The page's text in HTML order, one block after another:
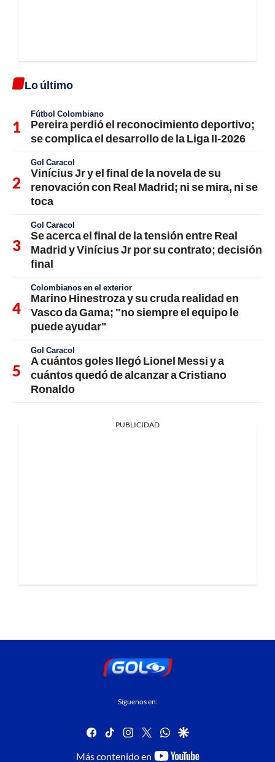
Lo último
Fútbol Colombiano
Pereira perdió el reconocimiento deportivo;
se complica el desarrollo de la Liga II-2026
Gol Caracol
Vinícius Jr y el final de la novela de su
renovación con Real Madrid; ni se mira, ni se
toca
Gol Caracol
Se acerca el final de la tensión entre Real
Madrid y Vinícius Jr por su contrato; decisión
final
Colombianos en el exterior
Marino Hinestroza y su cruda realidad en
Vasco da Gama; "no siempre el equipo le
puede ayudar"
Gol Caracol
A cuántos goles llegó Lionel Messi y a
cuántos quedó de alcanzar a Cristiano
Ronaldo
PUBLICIDAD
Síguenos en:
facebook
tiktok instagram
twitterwhatsapp
google
Más contenido en
youtube-